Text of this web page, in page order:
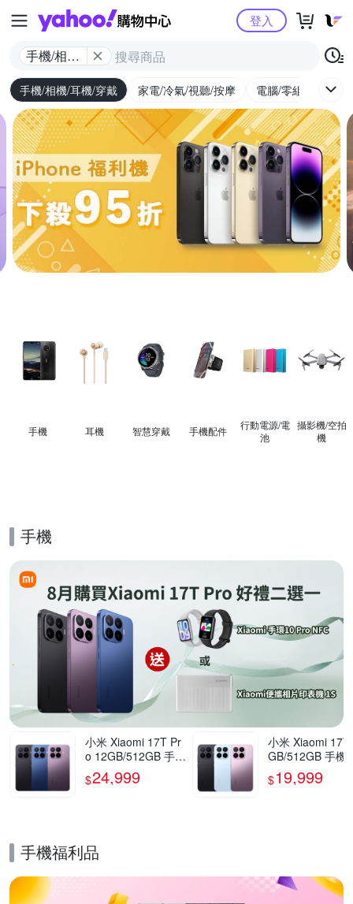
Yahoo購物中心
手機/相機/
耳機/穿戴
登入
手機/相機/耳機/穿戴 家電/冷氣/視聽/按摩 電腦/零組件/週邊/
手機 耳機 智慧穿戴 手機配件
行動電源/電
池
攝影機/空拍
機
手機
小米 Xiaomi 17T Pr
o 12GB/512GB 手機
官方旗艦館
$24,999
小米 Xiaomi 17T
GB/512GB 手機
方旗艦館
$19,999
手機福利品